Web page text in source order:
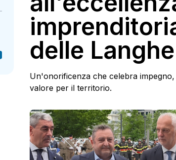
delle Langhe
Un'onorificenza che celebra
valore per il territorio.